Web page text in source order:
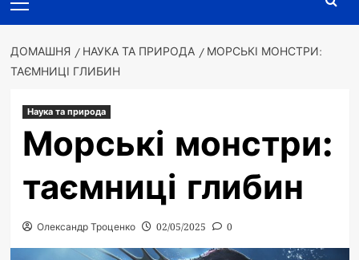
меню
ДОМАШНЯ НАУКА ТА ПРИРОДА
МОРСЬКІ МОНСТРИ:
ТАЄМНИЦІ ГЛИБИН
Наука та природа
Морські монстри:
таємниці глибин
Олександр Троценко 02/05/2025 0